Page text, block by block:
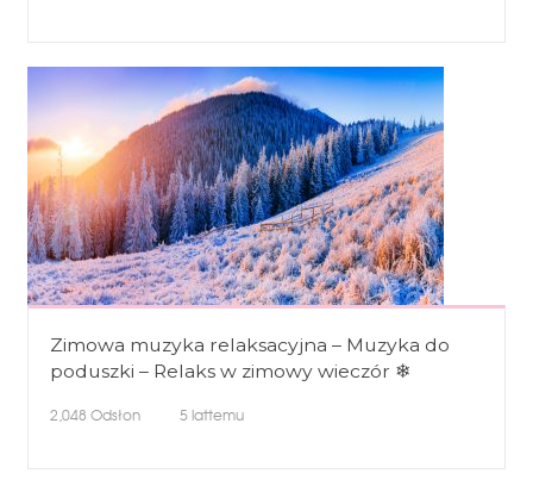
Zimowa muzyka relaksacyjna – Muzyka do
poduszki – Relaks w zimowy wieczór ❄
2,048 Odsłon 5 lattemu